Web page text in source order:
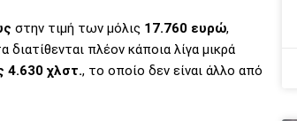
στην τιμή των μόλις 17.760 ευρώ,
πλέον κάποια λίγα μικρά
4.630 χλστ., το οποίο δεν είναι άλλο από